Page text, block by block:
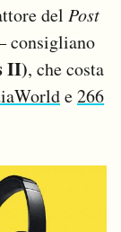
del Post
consigliano
II), che costa
e266